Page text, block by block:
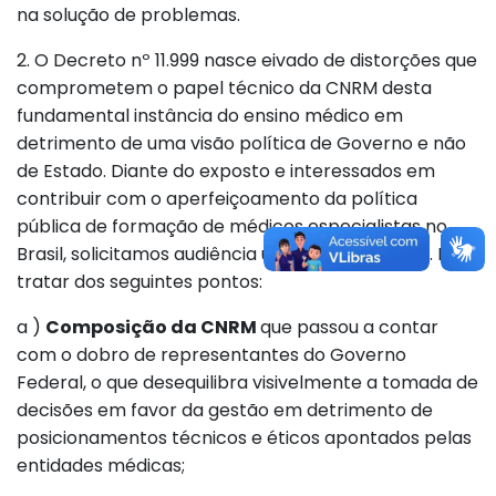
na solução de problemas.
2. O Decreto nº 11.999 nasce eivado de distorções que
comprometem o papel técnico da CNRM desta
fundamental instância do ensino médico em
detrimento de uma visão política de Governo e não
de Estado. Diante do exposto e interessados em
contribuir com o aperfeiçoamento da política
pública de formação de médicos especialistas no
Brasil, solicitamos audiência urgente com V. Exa. Para
tratar dos seguintes pontos:
a ) Composição da CNRMque passou a contar
com o dobro de representantes do Governo
Federal, o que desequilibra visivelmente a tomada de
decisões em favor da gestão em detrimento de
posicionamentos técnicos e éticos apontados pelas
entidades médicas;